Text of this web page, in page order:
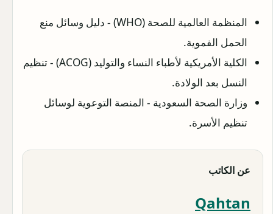
المنظمة العالمية للصحة (WHO) - دليل وسائل منع
الحمل الفموية.
الكلية الأمريكية لأطباء النساء والتوليد (ACOG) - تنظيم
النسل بعد الولادة.
وزارة الصحة السعودية - المنصة التوعوية لوسائل
تنظيم الأسرة.
عن الكاتب
Qahtan